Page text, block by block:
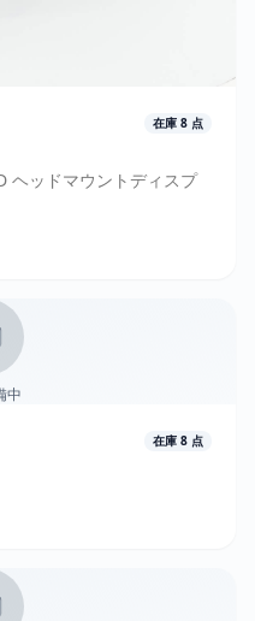
在庫 8 点
ヘッドマウントディスプ
中
在庫 8 点